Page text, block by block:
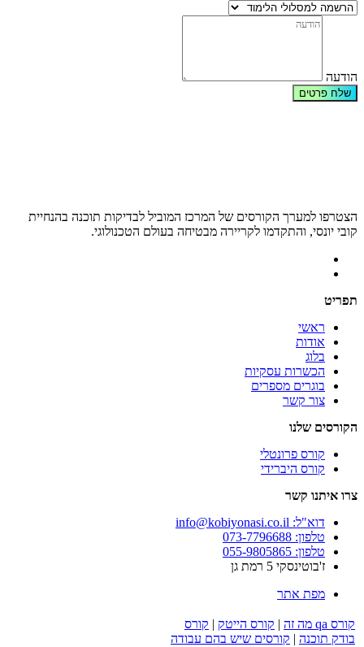
הודעה
שלח פרטים
הצטרפו למערך הקורסים של המרכז המוביל לבדיקות תוכנה בהנחיית
קובי יונסי, והתקדמו לקריירה מבטיחה בעולם הטכנולוגי.
תפריט
ראשי
אודות
בלוג
הכשרות עסקיות
בוגרים מספרים
צור קשר
הקורסים שלנו
קורס פרונטלי
קורס היברידי
צרו איתנו קשר
דוא"ל: info@kobiyonasi.co.il
טלפון: 073-7796688
טלפון: 055-9805865
ז'בוטינסקי 5 רמת גן
מפת אתר
קורס qa מה זה | קורס הייטק | קורס
בודק תוכנה | קורסים שיש בהם עבודה